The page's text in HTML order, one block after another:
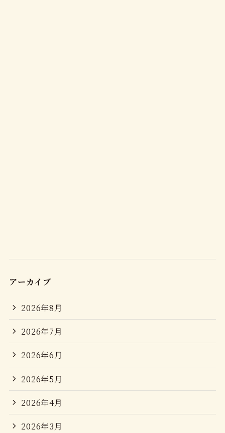
アーカイブ
2026年8月
2026年7月
2026年6月
2026年5月
2026年4月
2026年3月